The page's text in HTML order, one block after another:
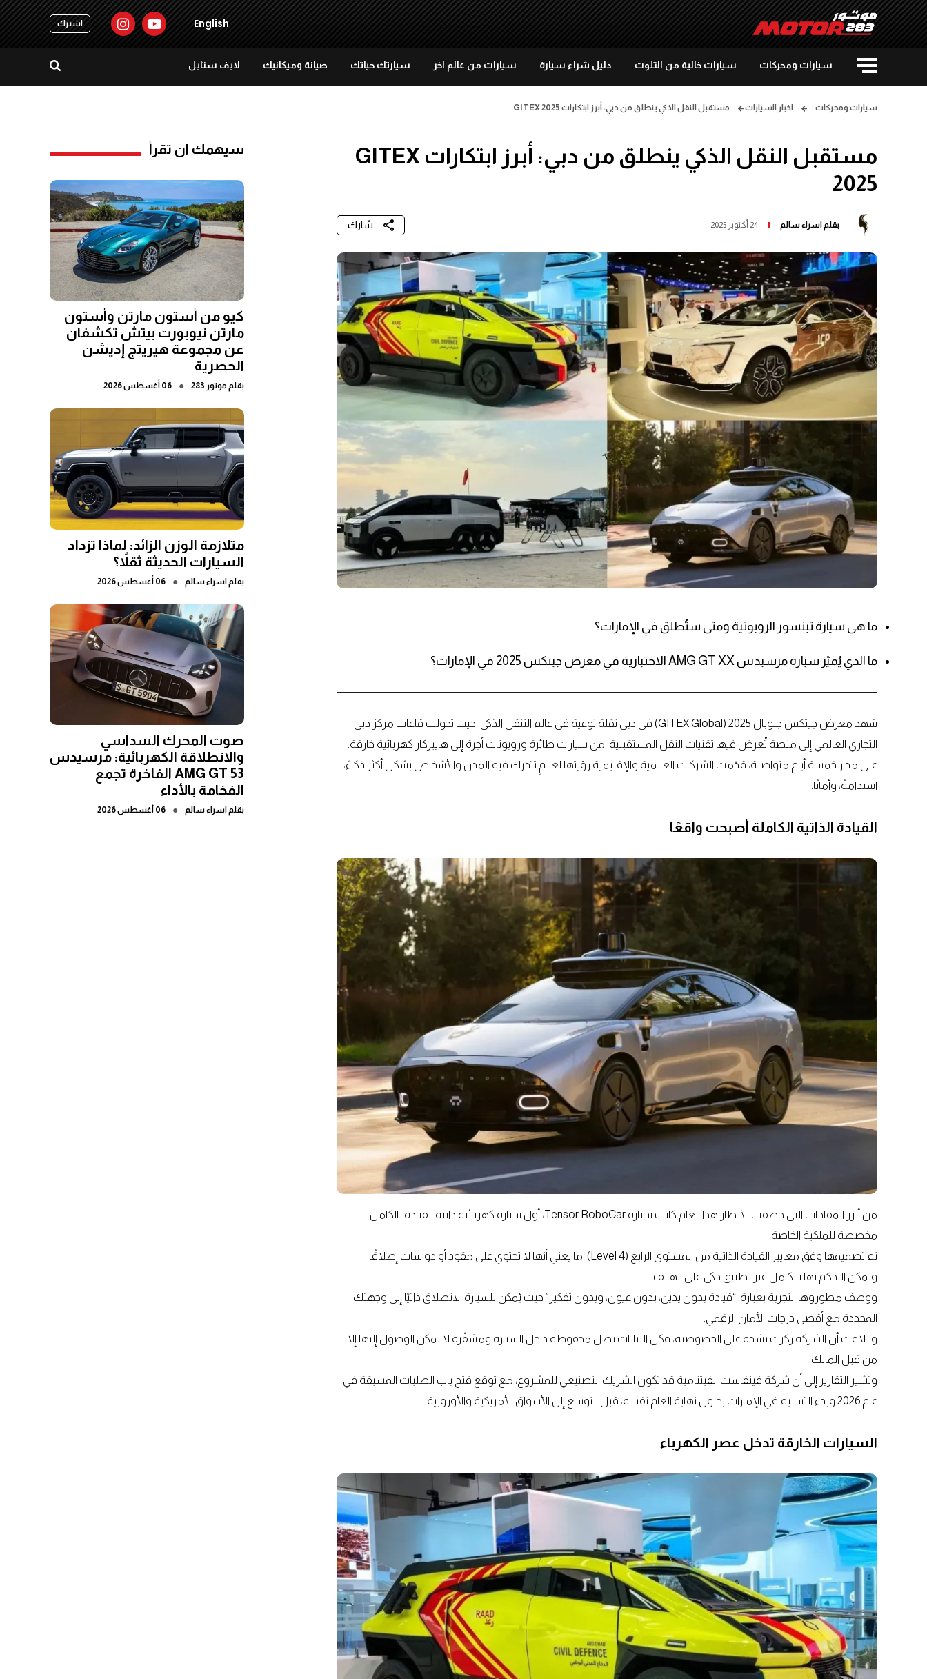
English اشترك
سيارات ومحركات سيارات خالية من التلوث دليل شراء سيارة سيارات من عالم اخر سيارتك حياتك صيانة وميكانيك لايف ستايل
سيارات ومحركات اخبار السيارات مستقبل النقل الذكي ينطلق من دبي: أبرز ابتكارات GITEX 2025
مستقبل النقل الذكي ينطلق من دبي: أبرز ابتكارات GITEX
2025
بقلم اسراء سالم 24 أكتوبر 2025 شارك
ما هي سيارة تينسور الروبوتية ومتى ستُطلق في الإمارات؟
ما الذي يُميّز سيارة مرسيدس AMG GT XX الاختبارية في معرض جيتكس 2025 في الإمارات؟
شهد معرض جيتكس جلوبال 2025 (GITEX Global) في دبي نقلة نوعية في عالم التنقل الذكي، حيث تحولت قاعات مركز دبي
التجاري العالمي إلى منصة تُعرض فيها تقنيات النقل المستقبلية، من سيارات طائرة وروبوتات أجرة إلى هايبركار كهربائية خارقة.
على مدار خمسة أيام متواصلة، قدّمت الشركات العالمية والإقليمية رؤيتها لعالمٍ تتحرك فيه المدن والأشخاص بشكل أكثر ذكاءً،
استدامةً، وأمانًا.
القيادة الذاتية الكاملة أصبحت واقعًا
من أبرز المفاجآت التي خطفت الأنظار هذا العام كانت سيارة Tensor RoboCar، أول سيارة كهربائية ذاتية القيادة بالكامل
مخصصة للملكية الخاصة.
تم تصميمها وفق معايير القيادة الذاتية من المستوى الرابع (Level 4)، ما يعني أنها لا تحتوي على مقود أو دواسات إطلاقًا،
ويمكن التحكم بها بالكامل عبر تطبيق ذكي على الهاتف.
ووصف مطوروها التجربة بعبارة: “قيادة بدون يدين، بدون عيون، وبدون تفكير” حيث يُمكن للسيارة الانطلاق ذاتيًا إلى وجهتك
المحددة مع أقصى درجات الأمان الرقمي.
واللافت أن الشركة ركزت بشدة على الخصوصية، فكل البيانات تظل محفوظة داخل السيارة ومشفّرة لا يمكن الوصول إليها إلا
من قبل المالك.
وتشير التقارير إلى أن شركة فينفاست الفيتنامية قد تكون الشريك التصنيعي للمشروع، مع توقع فتح باب الطلبات المسبقة في
عام 2026 وبدء التسليم في الإمارات بحلول نهاية العام نفسه، قبل التوسع إلى الأسواق الأمريكية والأوروبية.
السيارات الخارقة تدخل عصر الكهرباء
سيهمك ان تقرأ
كيو من أستون مارتن وأستون
مارتن نيوبورت بيتش تكشفان
عن مجموعة هيريتج إديشن
الحصرية
بقلم موتور 283 ● 06 أغسطس 2026
متلازمة الوزن الزائد: لماذا تزداد
السيارات الحديثة ثقلاً؟
بقلم اسراء سالم ● 06 أغسطس 2026
صوت المحرك السداسي
والانطلاقة الكهربائية: مرسيدس
AMG GT 53 الفاخرة تجمع
الفخامة بالأداء
بقلم اسراء سالم ● 06 أغسطس 2026